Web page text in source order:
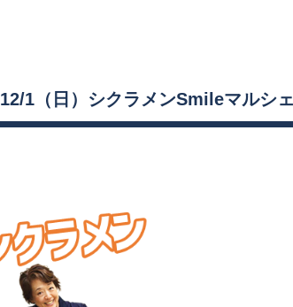
12/1（日）シクラメンSmileマルシ